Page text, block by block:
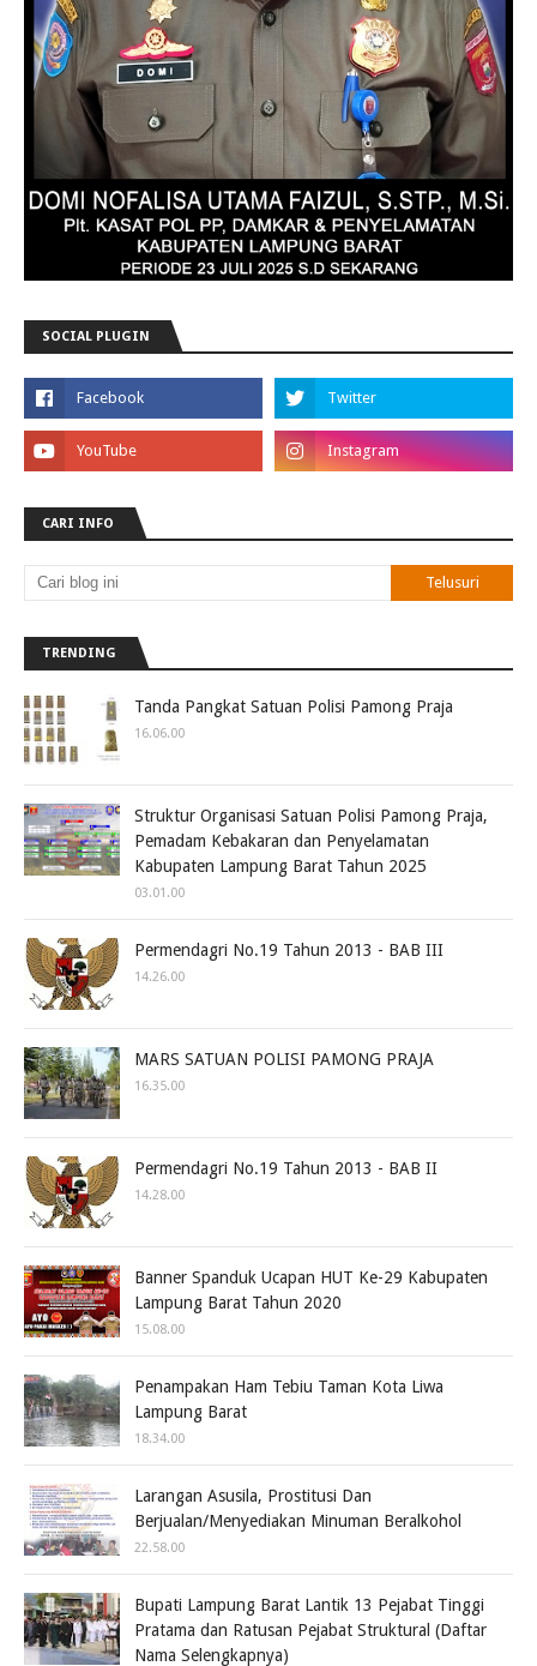
SOCIAL PLUGIN
CARI INFO
TRENDING
Tanda Pangkat Satuan Polisi Pamong Praja
16.06.00
Struktur Organisasi Satuan Polisi Pamong Praja,
Pemadam Kebakaran dan Penyelamatan
Kabupaten Lampung Barat Tahun 2025
03.01.00
Permendagri No.19 Tahun 2013 - BAB III
14.26.00
MARS SATUAN POLISI PAMONG PRAJA
16.35.00
Permendagri No.19 Tahun 2013 - BAB II
14.28.00
Banner Spanduk Ucapan HUT Ke-29 Kabupaten
Lampung Barat Tahun 2020
15.08.00
Penampakan Ham Tebiu Taman Kota Liwa
Lampung Barat
18.34.00
Larangan Asusila, Prostitusi Dan
Berjualan/Menyediakan Minuman Beralkohol
22.58.00
Bupati Lampung Barat Lantik 13 Pejabat Tinggi
Pratama dan Ratusan Pejabat Struktural (Daftar
Nama Selengkapnya)